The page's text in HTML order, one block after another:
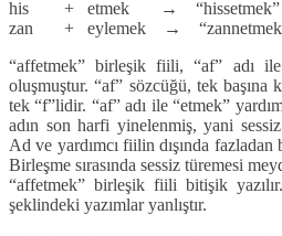
his + etmek → “hissetmek”
zan + eylemek →
“affetmek” birleşik fiili, “af” adı ile
oluşmuştur. “af” sözcüğü, tek başına
tek “f”lidir. “af” adı ile “etmek”
adın son harfi yinelenmiş, yani
Ad ve yardımcı fiilin dışında fazladan
Birleşme sırasında sessiz türemesi
“affetmek” birleşik fiili bitişik
şeklindeki yazımlar yanlıştır.